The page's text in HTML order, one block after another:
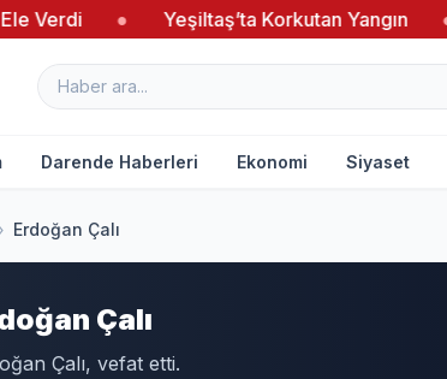
Verdi Yeşiltaş’ta Korkutan Yangın
Darende Haberleri Ekonomi Siyaset
› Erdoğan Çalı
Çalı
Çalı, vefat etti.